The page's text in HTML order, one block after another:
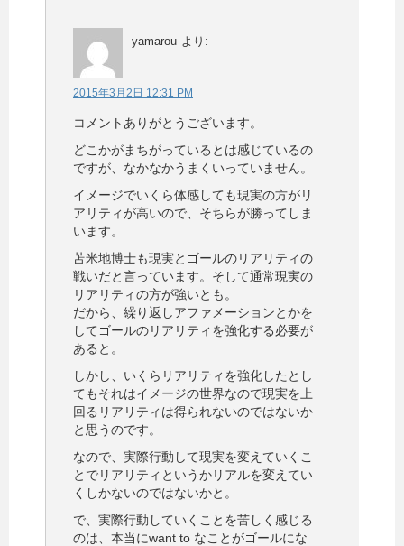
yamarou より:
2015年3月2日 12:31 PM
コメントありがとうございます。
どこかがまちがっているとは感じているの
ですが、なかなかうまくいっていません。
イメージでいくら体感しても現実の方がリ
アリティが高いので、そちらが勝ってしま
います。
苫米地博士も現実とゴールのリアリティの
戦いだと言っています。そして通常現実の
リアリティの方が強いとも。
だから、繰り返しアファメーションとかを
してゴールのリアリティを強化する必要が
あると。
しかし、いくらリアリティを強化したとし
てもそれはイメージの世界なので現実を上
回るリアリティは得られないのではないか
と思うのです。
なので、実際行動して現実を変えていくこ
とでリアリティというかリアルを変えてい
くしかないのではないかと。
で、実際行動していくことを苦しく感じる
のは、本当にwant to なことがゴールにな